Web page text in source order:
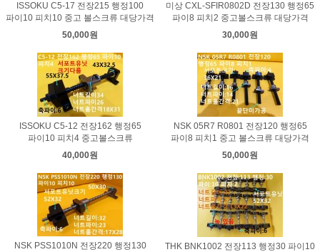
ISSOKU C5-17 전장215 행정100
파이10 피치10 중고 볼스크류 대당가격
50,000원
미상 CXL-SFIR0802D 전장130 행정65
파이8 피치2 중고볼스크류 대당가격
30,000원
ISSOKU C5-12 전장162 행정65
파이10 피치4 중고볼스크류
40,000원
NSK 05R7 R0801 전장120 행정65
파이8 피치1 중고 볼스크류 대당가격
50,000원
NSK PSS1010N 전장220 행정130
THK BNK1002 전장113 행정30 파이10